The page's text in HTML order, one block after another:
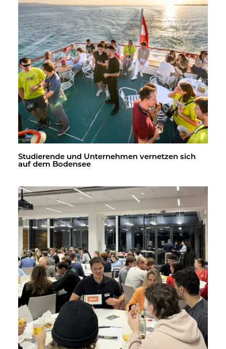
Stu­die­ren­de und Un­ter­neh­men ver­net­zen sich
auf dem Bo­den­see